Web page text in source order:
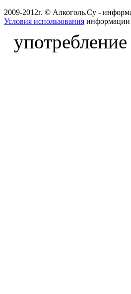
2009-2012г. © Алкоголь.Су -
Условия использования информации